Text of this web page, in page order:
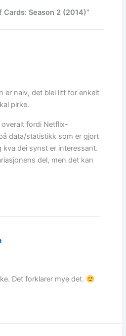
Season 2 (2014)”
er naiv, det blei litt for enkelt
pirke.
overalt fordi Netflix-
data/statistikk som er gjort
kva dei synst er interessant.
del, men det kan
Det forklarer mye det.